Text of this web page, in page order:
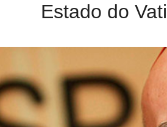
Estado do